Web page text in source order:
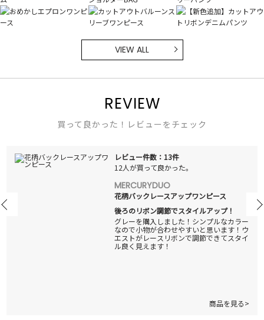
VIEW ALL
REVIEW
買って良かった！レビューをチェック
レビュー件数：13件
12人が買って良かった。
MERCURYDUO
花柄バックレースアップワンピース
後ろのリボン調節でスタイルアップ！
グレーを購入しました！シンプルなカラー
なので小物が合わせやすいと思います！ウ
エストがレースリボンで調節できてスタイ
ル良く見えます！
商品を見る>